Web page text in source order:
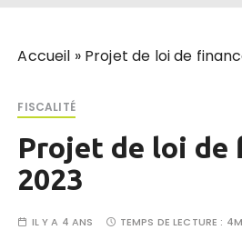
Accueil » Projet de loi de
FISCALITÉ
Projet de loi de
2023
IL Y A 4 ANS TEMPS DE LECTURE :